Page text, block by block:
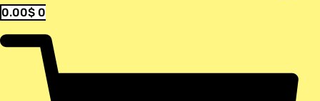
0.00$ 0